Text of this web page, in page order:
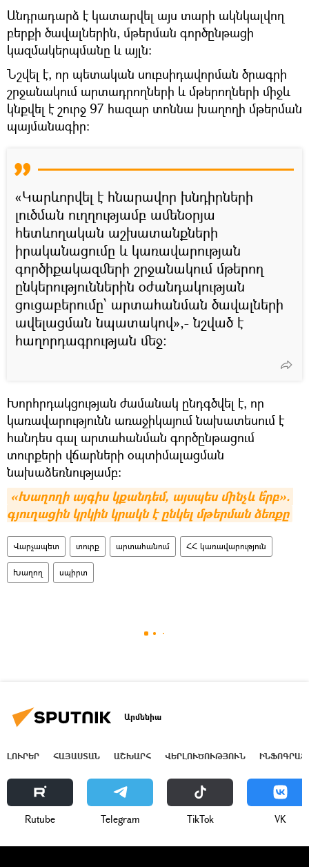
Անդրադարձ է կատարվել այս տարի ակնկալվող
բերքի ծավալներին, մթերման գործընթացի
կազմակերպմանը և այլն։
Նշվել է, որ պետական սուբսիդավորման ծրագրի
շրջանակում արտադրողների և մթերողների միջև
կնքվել է շուրջ 97 հազար տոննա խաղողի մթերման
պայմանագիր։
«Կարևորվել է հնարավոր խնդիրների
լուծման ուղղությամբ ամենօրյա
հետևողական աշխատանքների
իրականացումը և կառավարության
գործիքակազմերի շրջանակում մթերող
ընկերություններին օժանդակության
ցուցաբերումը՝ արտահանման ծավալների
ավելացման նպատակով»,- նշված է
հաղորդագրության մեջ։
Խորհրդակցության ժամանակ ընդգծվել է, որ
կառավարությունն առաջիկայում նախատեսում է
հանդես գալ արտահանման գործընթացում
տուրքերի վճարների օպտիմալացման
նախաձեռնությամբ:
«Խաղողի այգիս կքանդեմ, այսպես մինչև ե՞րբ».
գյուղացին կրկին կրակն է ընկել մթերման ձեռքը
Վարչապետ տուրք արտահանում ՀՀ կառավարություն
Խաղող սպիրտ
Արմենիա
ԼՈՒՐԵՐ ՀԱՅԱՍՏԱՆ ԱՇԽԱՐՀ ՎԵՐԼՈՒԾՈՒԹՅՈՒՆ
Rutube Telegram ТikТоk VK